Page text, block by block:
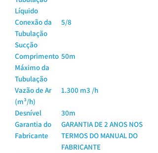
Líquido
Conexão da
Tubulação
Sucção
5/8
Comprimento
Máximo da
Tubulação
50m
Vazão de Ar
(m³/h)
1.300 m3 /h
Desnível
30m
Garantia do
Fabricante
GARANTIA DE 2 ANOS NOS
TERMOS DO MANUAL DO
FABRICANTE